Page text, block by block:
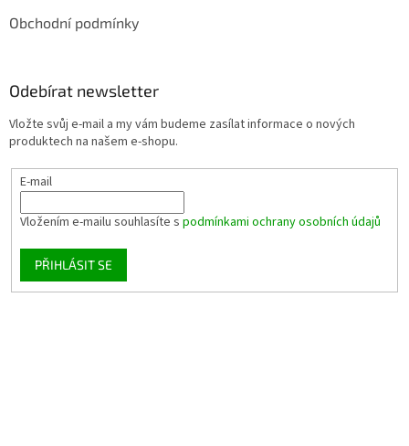
Obchodní podmínky
Odebírat newsletter
Vložte svůj e-mail a my vám budeme zasílat informace o nových
produktech na našem e-shopu.
E-mail
Vložením e-mailu souhlasíte s podmínkami ochrany osobních údajů
PŘIHLÁSIT SE